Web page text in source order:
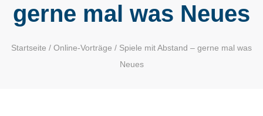
gerne mal was Neues
Startseite / Online-Vorträge / Spiele mit Abstand – gerne mal was
Neues